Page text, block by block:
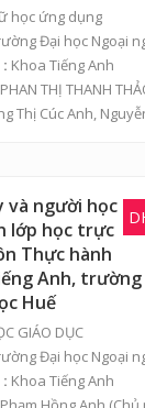
học ứng dụng
Đại học Ngoại
Khoa Tiếng Anh
PHAN THỊ THANH
Thị Cúc Anh,
và người học
lớp học trực
Thực hành
Anh,
Huế
GIÁO DỤC
Đại học Ngoại
Khoa Tiếng Anh